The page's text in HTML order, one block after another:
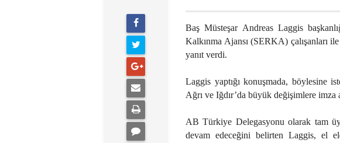
Baş Müsteşar Andreas Laggis
Kalkınma Ajansı (SERKA) çalışanları
yanıt verdi.
Laggis yaptığı konuşmada, böylesine
Ağrı ve Iğdır’da büyük değişimlere imza
AB Türkiye Delegasyonu olarak tam
devam edeceğini belirten Laggis, el